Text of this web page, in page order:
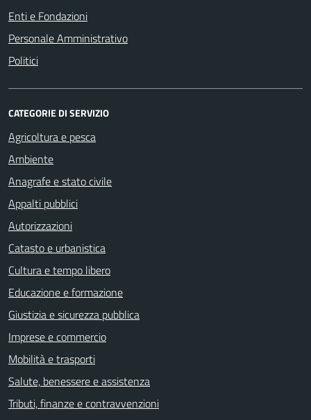
Enti e Fondazioni
Personale Amministrativo
Politici
CATEGORIE DI SERVIZIO
Agricoltura e pesca
Ambiente
Anagrafe e stato civile
Appalti pubblici
Autorizzazioni
Catasto e urbanistica
Cultura e tempo libero
Educazione e formazione
Giustizia e sicurezza pubblica
Imprese e commercio
Mobilità e trasporti
Salute, benessere e assistenza
Tributi, finanze e contravvenzioni